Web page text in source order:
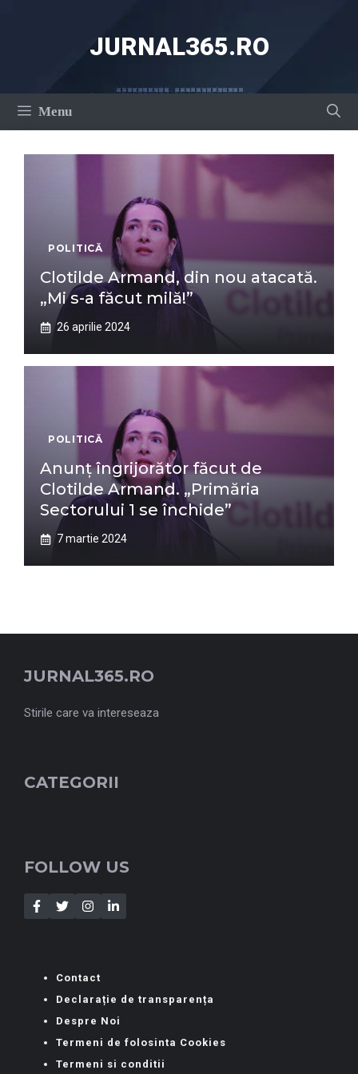
JURNAL365.RO
Menu
POLITICĂ
Clotilde Armand, din nou atacată.
„Mi s-a făcut milă!”
26 aprilie 2024
POLITICĂ
Anunț îngrijorător făcut de
Clotilde Armand. „Primăria
Sectorului 1 se închide”
7 martie 2024
JURNAL365.RO
Stirile care va intereseaza
CATEGORII
FOLLOW US
Contact
Declarație de transparența
Despre Noi
Termeni de folosinta Cookies
Termeni si conditii